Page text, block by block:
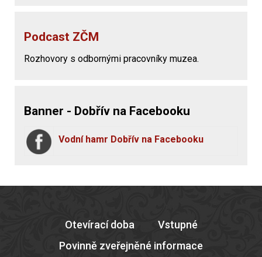
Podcast ZČM
Rozhovory s odbornými pracovníky muzea.
Banner - Dobřív na Facebooku
Vodní hamr Dobřív na Facebooku
Otevírací doba
Vstupné
Povinně zveřejněné informace